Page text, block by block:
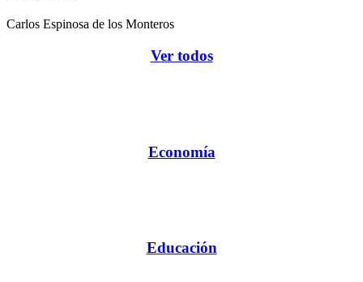
Carlos Espinosa de los Monteros
Ver todos
Economía
Educación